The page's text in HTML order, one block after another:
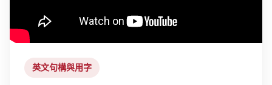
英文句構與用字